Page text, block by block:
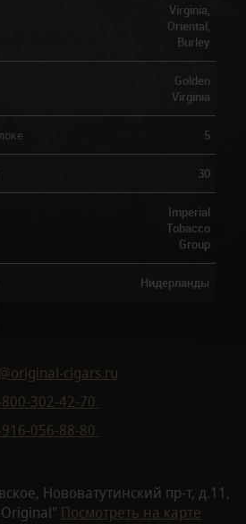
Virginia,
Oriental,
Burley
Golden
Virginia
5
30
Imperial
Tobacco
Group
Нидерланды
cigars.ru
302-42-70
056-88-80
Нововатутинский пр-т, д.11,
Посмотреть на карте